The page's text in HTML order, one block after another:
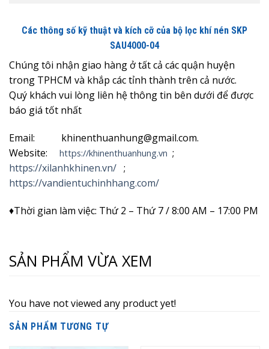
Các thông số kỹ thuật và kích cỡ của bộ lọc khí nén SKP
SAU4000-04
Chúng tôi nhận giao hàng ở tất cả các quận huyện
trong TPHCM và khắp các tỉnh thành trên cả nước.
Quý khách vui lòng liên hệ thông tin bên dưới để được
báo giá tốt nhất
Email: khinenthuanhung@gmail.com.
Website: https://khinenthuanhung.vn ;
https://xilanhkhinen.vn/ ;
https://vandientuchinhhang.com/
♦Thời gian làm việc: Thứ 2 – Thứ 7 / 8:00 AM – 17:00 PM
SẢN PHẨM VỪA XEM
You have not viewed any product yet!
SẢN PHẨM TƯƠNG TỰ